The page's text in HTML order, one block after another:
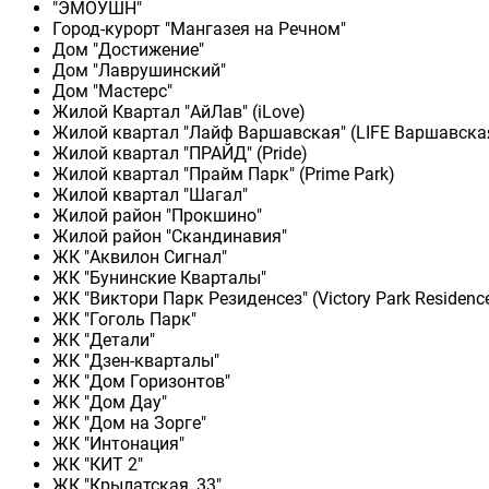
"ЭМОУШН"
Город-курорт "Мангазея на Речном"
Дом "Достижение"
Дом "Лаврушинский"
Дом "Мастерс"
Жилой Квартал "АйЛав" (iLove)
Жилой квартал "Лайф Варшавская" (LIFE
Жилой квартал "ПРАЙД" (Pride)
Жилой квартал "Прайм Парк" (Prime Park)
Жилой квартал "Шагал"
Жилой район "Прокшино"
Жилой район "Скандинавия"
ЖК "Аквилон Сигнал"
ЖК "Бунинские Кварталы"
ЖК "Виктори Парк Резиденсез" (Victory Park
ЖК "Гоголь Парк"
ЖК "Детали"
ЖК "Дзен-кварталы"
ЖК "Дом Горизонтов"
ЖК "Дом Дау"
ЖК "Дом на Зорге"
ЖК "Интонация"
ЖК "КИТ 2"